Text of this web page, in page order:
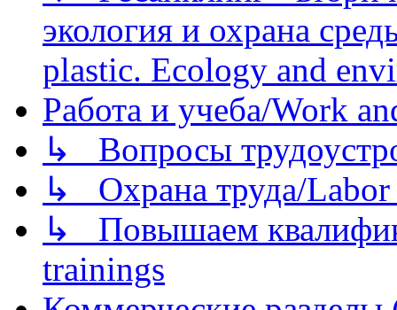
экология и охрана
plastic. Ecology and
Работа и учеба/Work
↳ Вопросы
↳ Охрана труда/Labor
↳ Повышаем
trainings